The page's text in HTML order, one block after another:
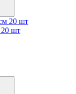
20 шт